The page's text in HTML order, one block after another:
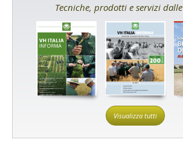
Tecniche, prodotti e servizi
Visualizza tutti